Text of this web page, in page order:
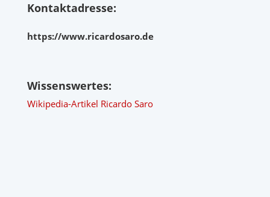
Kontaktadresse:
https://www.ricardosaro.de
Wissenswertes:
Wikipedia-Artikel Ricardo Saro